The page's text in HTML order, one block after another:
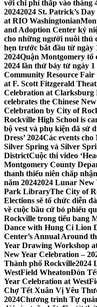
với chi phí thấp vào tháng
20242024 St. Patrick’s
at RIO Washingtonian
and Adoption Center kỷ
cho những người nuôi thú
hẹn trước bắt đầu từ ngày
2024Quận Montgomery tổ
2024 lần thứ bảy từ ngày 1
Community Resource
at F. Scott Fitzgerald
Celebration at Clarksburg
celebrates the Chinese
Celebration by City of
Rockville High School is
bộ vest và phụ kiện đã sử
Dress’ 2024Các events
Silver Spring và Silver
DistrictCuộc thi video
Montgomery County
thanh thiếu niên chấp
năm 20242024 Lunar New
Park LibraryThe City of
Elections sẽ tổ chức diễn
về cuộc bầu cử bỏ phiếu
Rockville trong tiểu bang
Dance with Hung Ci Lion
Center’s Annual Around
Year Drawing Workshop
New Year Celebration –
Thành phố Rockville2024
WestField WheatonĐón
Year Celebration at
Chợ Tết Xuân Vị Yêu
2024Chương trình Tự